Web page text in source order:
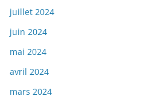
juillet 2024
juin 2024
mai 2024
avril 2024
mars 2024